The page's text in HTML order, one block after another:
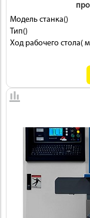
Модель станка()
Тип()
Ход рабочего стола(